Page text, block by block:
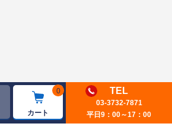
0
カート
TEL
03-3732-7871
平日9：00～17：00
ページトップへ